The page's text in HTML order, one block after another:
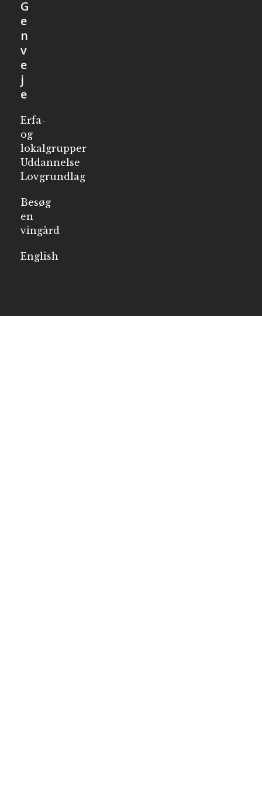
G
e
n
v
e
j
e
Erfa-
og
lokalgrupper
Uddannelse
Lovgrundlag
Besøg
en
vingård
English